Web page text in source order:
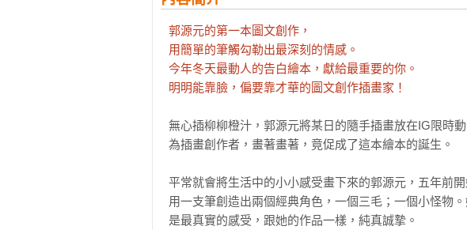
郭源元的第一本圖文創作，
用簡單的筆觸勾勒出最深刻的情感。
今年冬天最動人的告白繪本，獻給最重要的你。
明明能靠臉，偏要靠才華的圖文創作插畫家！
無心插柳柳橙汁，郭源元將某日的隨手插畫放在IG限時
為插畫創作者，畫著畫著，竟促成了這本繪本的誕生。
平常就會將生活中的小小感受畫下來的郭源元，五年前
用一支筆創造出兩個經典角色，一個三毛；一個小怪物
是最真實的感受，跟她的作品一樣，純真誠摯。